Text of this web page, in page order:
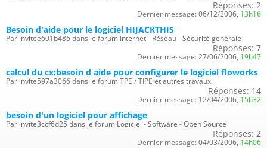
Réponses: 2
Dernier message: 06/12/2006, 13h16
Besoin d'aide pour le logiciel HIJACKTHIS
Par invitee601b486 dans le forum Internet - Réseau - Sécurité générale
Réponses: 7
Dernier message: 27/06/2006, 19h47
calcul du cx:besoin d aide pour configurer le logiciel floworks
Par invite597a3066 dans le forum TPE / TIPE et autres travaux
Réponses: 14
Dernier message: 12/04/2006, 15h32
besoin d'un logiciel pour affichage
Par invite3ccf6d25 dans le forum Logiciel - Software - Open Source
Réponses: 2
Dernier message: 04/03/2006, 14h06